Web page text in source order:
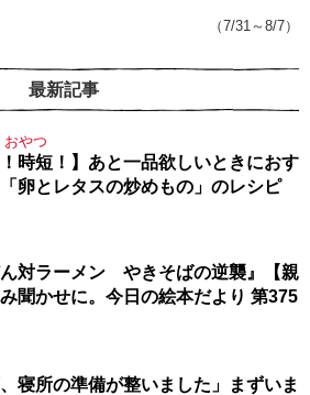
（7/31～8/7）
最新記事
おやつ
！時短！】あと一品欲しいときにおす
卵とレタスの炒めもの」のレシピ
ん対ラーメン やきそばの逆襲』【親
聞かせに。今日の絵本だより 第375
、寝所の準備が整いました」まずいま